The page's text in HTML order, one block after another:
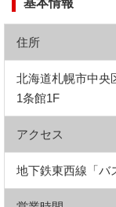
住所
北海道札幌市中央
1条館1F
アクセス
地下鉄東西線「バ